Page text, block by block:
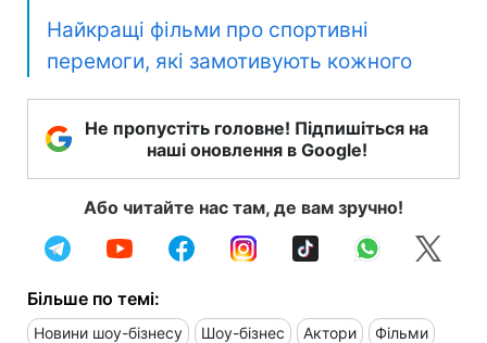
Найкращі фільми про спортивні
перемоги, які замотивують кожного
Не пропустіть головне! Підпишіться на
наші оновлення в Google!
Або читайте нас там, де вам зручно!
Більше по темі:
Новини шоу-бізнесу Шоу-бізнес Актори Фільми